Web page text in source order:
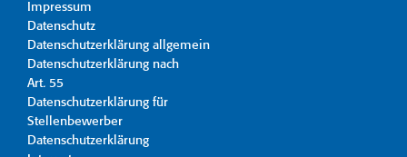
Impressum
Datenschutz
Datenschutzerklärung allgemein
Datenschutzerklärung nach
Art. 55
Datenschutzerklärung für
Stellenbewerber
Datenschutzerklärung